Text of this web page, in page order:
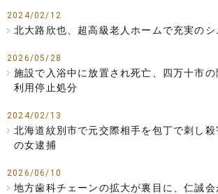
2024/02/12
北大路欣也、超高級老人ホームで充実のシ
2026/05/28
施設で入浴中に放置され死亡、四万十市の
利用停止処分
2024/02/13
北海道紋別市で元交際相手を包丁で刺し殺
の女逮捕
2026/06/10
地方歯科チェーンの拡大が裏目に、仁誠